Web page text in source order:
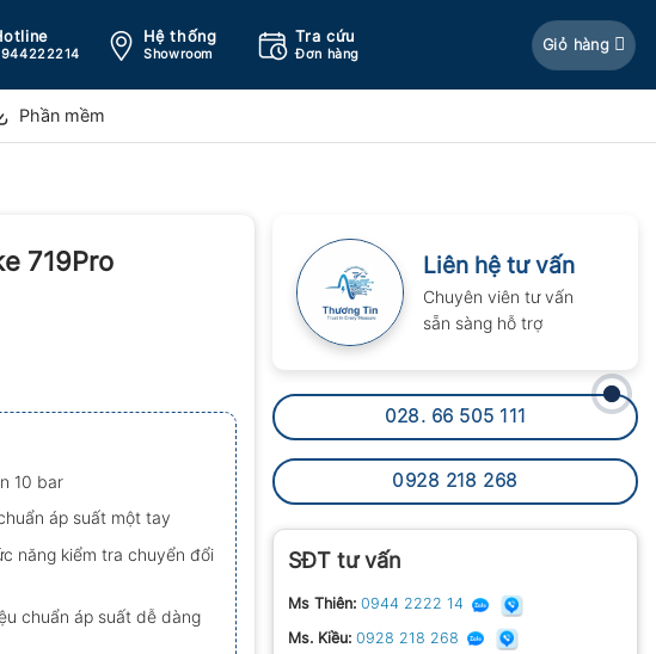
Hệ thống
Showroom
Tra cứu
Đơn hàng
Giỏ hàng
Phần mềm
Liên hệ tư vấn
Chuyên viên tư vấn
sẵn sàng hỗ trợ
028. 66 505 111
0928 218 268
SĐT tư vấn
Ms Thiên: 0944 2222 14
Ms. Kiều: 0928 218 268
719Pro
10 bar
áp suất một tay
năng kiểm tra chuyển đổi
chuẩn áp suất dễ dàng